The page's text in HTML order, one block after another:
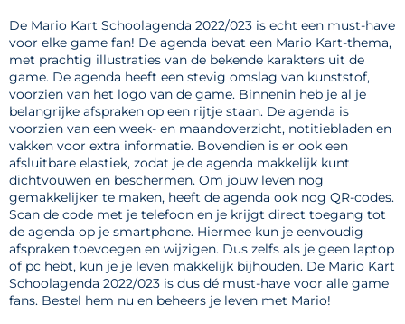
De Mario Kart Schoolagenda 2022/023 is echt een must-have
voor elke game fan! De agenda bevat een Mario Kart-thema,
met prachtig illustraties van de bekende karakters uit de
game. De agenda heeft een stevig omslag van kunststof,
voorzien van het logo van de game. Binnenin heb je al je
belangrijke afspraken op een rijtje staan. De agenda is
voorzien van een week- en maandoverzicht, notitiebladen en
vakken voor extra informatie. Bovendien is er ook een
afsluitbare elastiek, zodat je de agenda makkelijk kunt
dichtvouwen en beschermen. Om jouw leven nog
gemakkelijker te maken, heeft de agenda ook nog QR-codes.
Scan de code met je telefoon en je krijgt direct toegang tot
de agenda op je smartphone. Hiermee kun je eenvoudig
afspraken toevoegen en wijzigen. Dus zelfs als je geen laptop
of pc hebt, kun je je leven makkelijk bijhouden. De Mario Kart
Schoolagenda 2022/023 is dus dé must-have voor alle game
fans. Bestel hem nu en beheers je leven met Mario!